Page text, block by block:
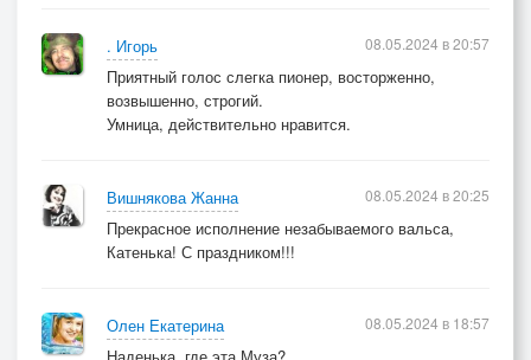
. Игорь
Приятный голос слегка пионер, восторженно,
возвышенно, строгий.
Умница, действительно нравится.
08.05.2024 в 20:57
Вишнякова Жанна
Прекрасное исполнение незабываемого вальса,
Катенька! С праздником!!!
08.05.2024 в 20:25
Олен Екатерина
08.05.2024 в 18:57